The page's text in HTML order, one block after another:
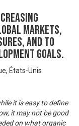
markets,
and to
goals.
États-Unis
it is easy to define
it may not be good
on what organic